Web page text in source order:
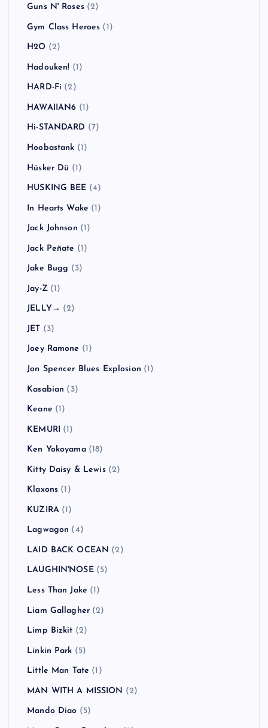
Guns N' Roses(2)
Gym Class Heroes (1)
H2O (2)
Hadouken! (1)
HARD-Fi (2)
HAWAIIAN6 (1)
Hi-STANDARD (7)
Hoobastank (1)
Hüsker Dü (1)
HUSKING BEE (4)
In Hearts Wake (1)
Jack Johnson (1)
Jack Peñate (1)
Jake Bugg (3)
Jay-Z(1)
JELLY→ (2)
JET (3)
Joey Ramone (1)
Jon Spencer Blues Explosion (1)
Kasabian (3)
Keane (1)
KEMURI (1)
Ken Yokoyama(18)
Kitty Daisy & Lewis(2)
Klaxons (1)
KUZIRA(1)
Lagwagon (4)
LAID BACK OCEAN (2)
LAUGHIN'NOSE(5)
Less Than Jake (1)
Liam Gallagher (2)
Limp Bizkit (2)
Linkin Park (5)
Little Man Tate (1)
MAN WITH A MISSION (2)
Mando Diao (5)